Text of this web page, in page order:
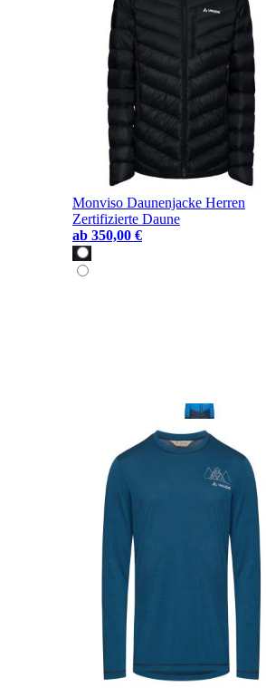
Monviso Daunenjacke Herren
Zertifizierte Daune
ab 350,00 €